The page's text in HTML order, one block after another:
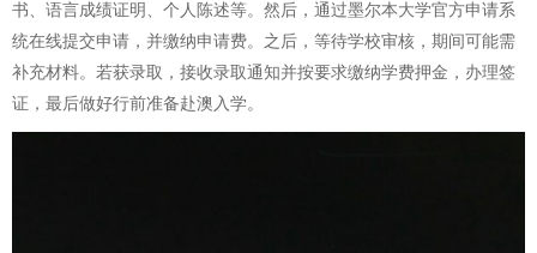
书、语言成绩证明、个人陈述等。然后，通过墨尔本大学官方申请系
统在线提交申请，并缴纳申请费。之后，等待学校审核，期间可能需
补充材料。若获录取，接收录取通知并按要求缴纳学费押金，办理签
证，最后做好行前准备赴澳入学。